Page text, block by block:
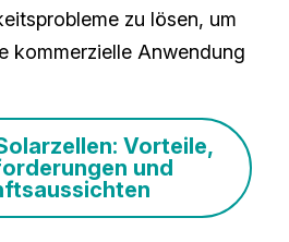
zu lösen, um
kommerzielle Anwendung
Vorteile,
und